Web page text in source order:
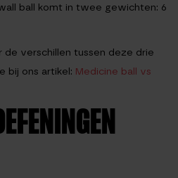
ball komt in twee gewichten: 6
de verschillen tussen deze drie
bij ons artikel: Medicine ball vs